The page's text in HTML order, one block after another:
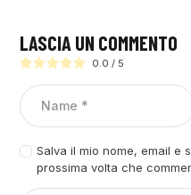
LASCIA UN COMMENTO
0.0 / 5
Salva il mio nome, email e
prossima volta che